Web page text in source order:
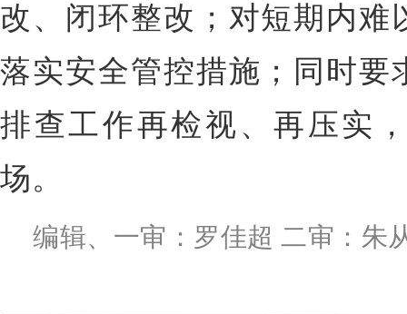
改、闭环整改；对短期内难
落实安全管控措施；同时要
排查工作再检视、再压实
场。
编辑、一审：罗佳超 二审：朱